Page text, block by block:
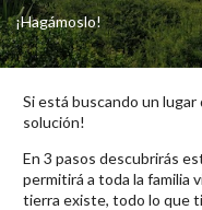
¡Hagámoslo!
Si está buscando un
solución!
En 3 pasos descubrirás
permitirá a toda la familia
tierra existe, todo lo que